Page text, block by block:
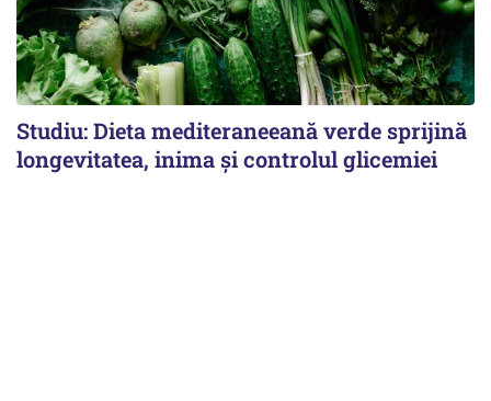
Studiu: Dieta mediteraneeană verde sprijină
longevitatea, inima și controlul glicemiei